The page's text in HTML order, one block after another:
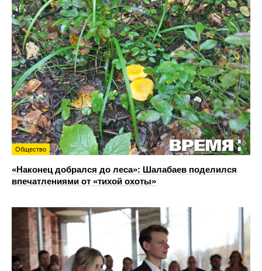
Общество
«Наконец добрался до леса»: Шалабаев поделился
впечатлениями от «тихой охоты»